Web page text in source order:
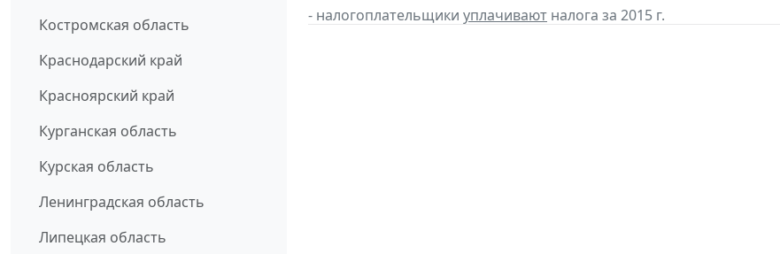
Костромская область
Краснодарский край
Красноярский край
Курганская область
Курская область
Ленинградская область
Липецкая область
- налогоплательщики уплачивают налога за 2015 г.